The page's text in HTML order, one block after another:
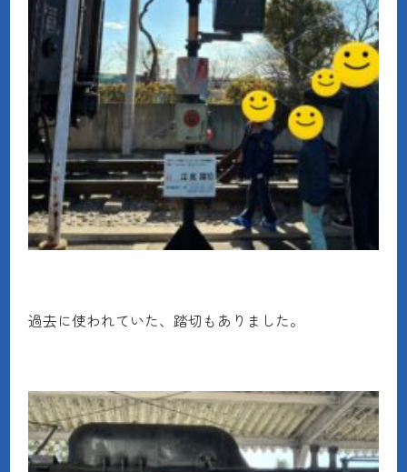
過去に使われていた、踏切もありました。